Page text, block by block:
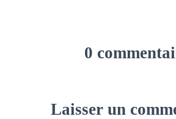
0
Laisser un